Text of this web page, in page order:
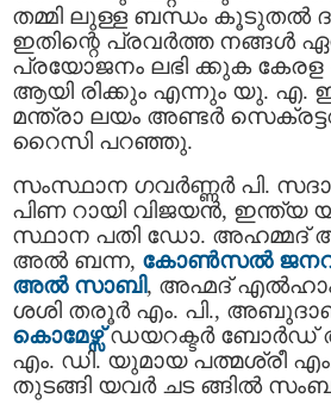
തമ്മി ലുള്ള ബന്ധം കൂടുതല്‍
ഇതിന്റെ പ്രവര്‍ത്ത നങ്ങള്‍
പ്രയോജനം ലഭി ക്കുക കേരള
ആയി രിക്കും എന്നും യു. എ.
മന്ത്രാ ലയം അണ്ടര്‍
റൈസി പറഞ്ഞു.
സംസ്ഥാന ഗവർണ്ണർ പി.
പിണ റായി വിജയന്‍, ഇന്ത്യ
സ്ഥാന പതി ഡോ. അഹമ്മദ്
അല്‍ ബന്ന, കോണ്‍സല്‍
അല്‍ സാബി, അഹ്മദ്
ശശി തരൂര്‍ എം. പി.,
കൊമേഴ്സ്ഡയറക്ടര്‍ ബോര്‍ഡ്
എം. ഡി. യുമായ പത്മശ്രീ
തുടങ്ങി യവര്‍ ചട ങ്ങില്‍